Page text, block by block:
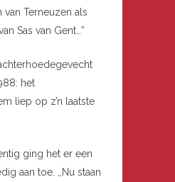
van Terneuzen als
Sas van Gent…”
het
liep op z’n laatste
ging het er een
aan toe. ,,Nu staan